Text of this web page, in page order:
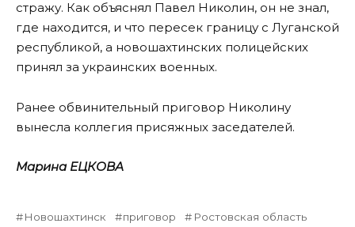
стражу. Как объяснял Павел Николин, он не знал,
где находится, и что пересек границу с Луганской
республикой, а новошахтинских полицейских
принял за украинских военных.
Ранее обвинительный приговор Николину
вынесла коллегия присяжных заседателей.
Марина ЕЦКОВА
Новошахтинск приговор
Ростовская область